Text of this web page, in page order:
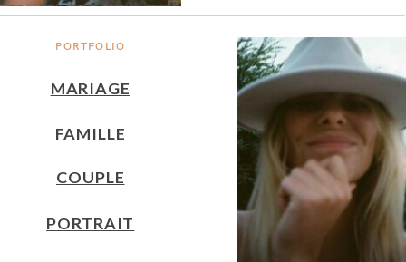
PORTFOLIO
MARIAGE
FAMILLE
COUPLE
PORTRAIT